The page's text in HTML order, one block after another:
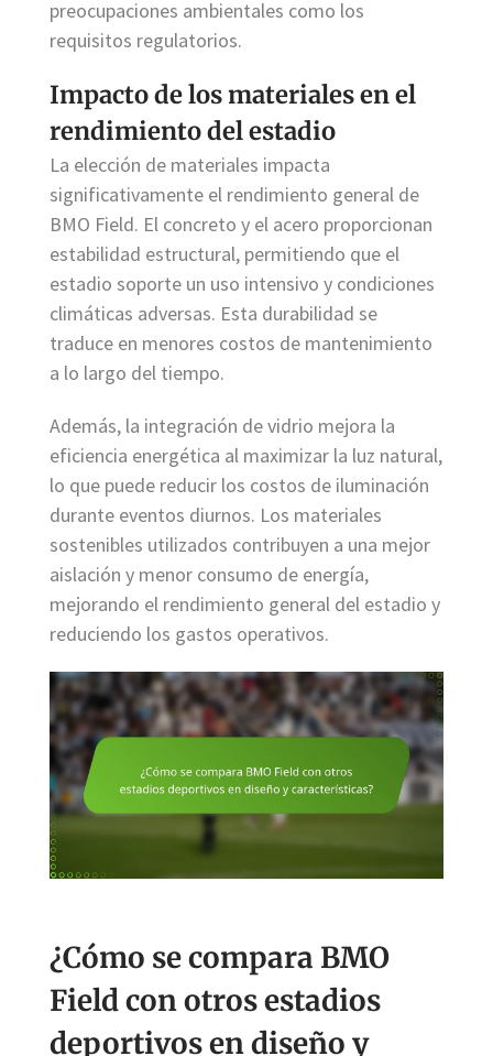
preocupaciones ambientales como los
requisitos regulatorios.
Impacto de los materiales en el
rendimiento del estadio
La elección de materiales impacta
significativamente el rendimiento general de
BMO Field. El concreto y el acero proporcionan
estabilidad estructural, permitiendo que el
estadio soporte un uso intensivo y condiciones
climáticas adversas. Esta durabilidad se
traduce en menores costos de mantenimiento
a lo largo del tiempo.
Además, la integración de vidrio mejora la
eficiencia energética al maximizar la luz natural,
lo que puede reducir los costos de iluminación
durante eventos diurnos. Los materiales
sostenibles utilizados contribuyen a una mejor
aislación y menor consumo de energía,
mejorando el rendimiento general del estadio y
reduciendo los gastos operativos.
¿Cómo se compara BMO
Field con otros estadios
deportivos en diseño y